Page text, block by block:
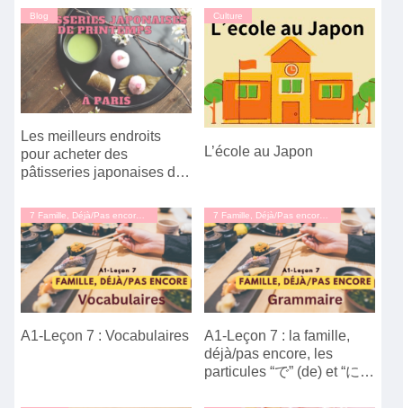
Blog
Les meilleurs endroits
pour acheter des
pâtisseries japonaises de
Culture
L’école au Japon
A1-Leçon 7 : Vocabulaires
7 Famille, Déjà/Pas encore, "de"/"ni"
A1-Leçon 7 : la famille,
déjà/pas encore, les
particules “で” (de) et “に”